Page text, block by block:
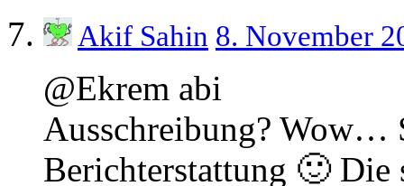
Akif Sahin 8. November
@Ekrem abi
Ausschreibung? Wow…
Berichterstattung 🙂 Die